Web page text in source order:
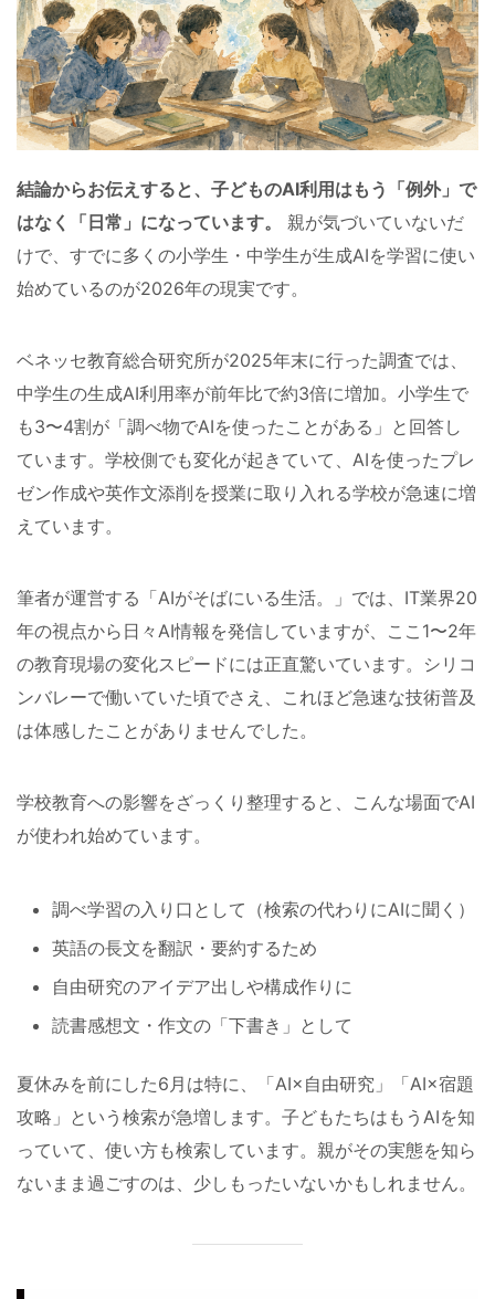
結論からお伝えすると、子どものAI利用はもう「例外」で
はなく「日常」になっています。
親が気づいていないだ
けで、すでに多くの小学生・中学生が生成AIを学習に使い
始めているのが2026年の現実です。
ベネッセ教育総合研究所が2025年末に行った調査では、
中学生の生成AI利用率が前年比で約3倍に増加。小学生で
も3〜4割が「調べ物でAIを使ったことがある」と回答し
ています。学校側でも変化が起きていて、AIを使ったプレ
ゼン作成や英作文添削を授業に取り入れる学校が急速に増
えています。
筆者が運営する「AIがそばにいる生活。」では、IT業界20
年の視点から日々AI情報を発信していますが、ここ1〜2年
の教育現場の変化スピードには正直驚いています。シリコ
ンバレーで働いていた頃でさえ、これほど急速な技術普及
は体感したことがありませんでした。
学校教育への影響をざっくり整理すると、こんな場面でAI
が使われ始めています。
調べ学習の入り口として（検索の代わりにAIに聞く）
英語の長文を翻訳・要約するため
自由研究のアイデア出しや構成作りに
読書感想文・作文の「下書き」として
夏休みを前にした6月は特に、「AI×自由研究」「AI×宿題
攻略」という検索が急増します。子どもたちはもうAIを知
っていて、使い方も検索しています。親がその実態を知ら
ないまま過ごすのは、少しもったいないかもしれません。